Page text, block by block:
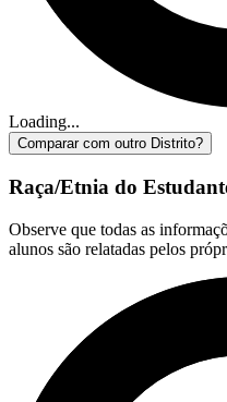
Loading...
Comparar com outro Distrito?
Raça/Etnia do
Observe que todas as
alunos são relatadas pelos